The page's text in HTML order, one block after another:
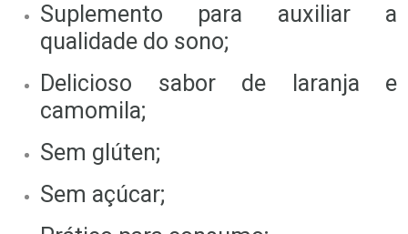
Suplemento para auxiliar a
qualidade do sono;
Delicioso sabor de laranja e
camomila;
Sem glúten;
Sem açúcar;